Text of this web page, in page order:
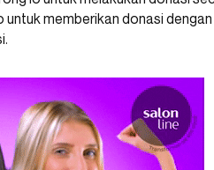
untuk memberikan donasi